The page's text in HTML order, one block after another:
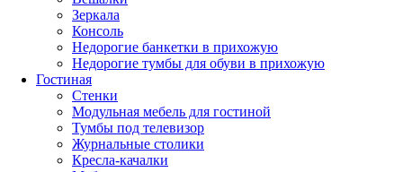
Зеркала
Консоль
Недорогие банкетки в прихожую
Недорогие тумбы для обуви в прихожую
Гостиная
Стенки
Модульная мебель для гостиной
Тумбы под телевизор
Журнальные столики
Кресла-качалки